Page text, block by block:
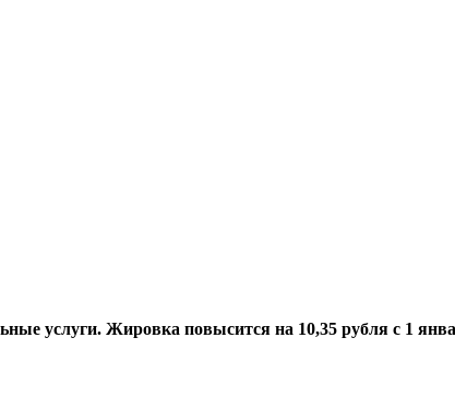
услуги. Жировка повысится на 10,35 рубля с 1